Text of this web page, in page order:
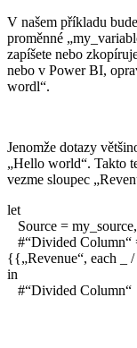
V našem příkladu
proměnné
zapíšete nebo
nebo v Power BI,
wordl“.
Jenomže dotazy
„Hello world“. Takto
vezme sloupec
let
Source = my_source,
#“Divided Column“
{{„Revenue“, each _
in
#“Divided Column“